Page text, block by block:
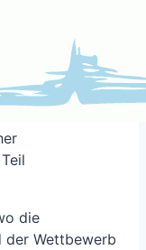
die
der Wettbewerb